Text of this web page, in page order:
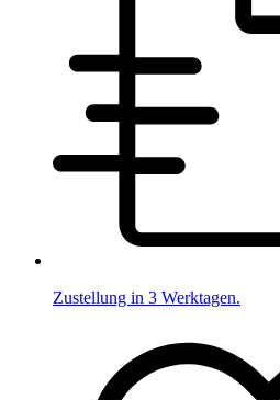
Zustellung in 3 Werktagen.